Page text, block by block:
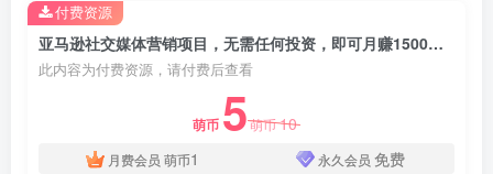
亚马逊社交媒体营销项目，无需任何投资，即可月赚1500美元
此内容为付费资源，请付费后查看
萌币 5萌币10
月费会员 萌币1 永久会员 免费
付费资源